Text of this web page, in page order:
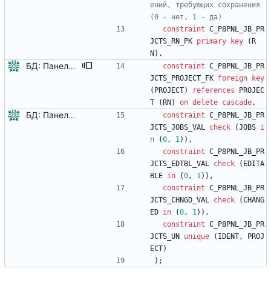
ений, требующих сохранения
constraint C_P8PNL_JB_PR
JCTS_RN_PK primary key ( R
N ) ,
БД: Панель "Работы проектов" - каскадная очистка буфера при удалении проекта constraint C_P8PNL_JB_PR
JCTS_PROJECT_FK foreign
key
( PROJECT) references
PROJEC
T
( RN ) on delete cascade,
БД: Панель "Работы проектов" - инициализация буфера балансировки работ, список проектов, описание диаграммы Ганта для плана-графика проекта constraint C_P8PNL_JB_PR
JCTS_JOBS_VAL check (JOBS i
n
(0, 1) ) ,
constraint C_P8PNL_JB_PR
JCTS_EDTBL_VAL check ( EDITA
BLE in (0, 1) ) ,
constraint C_P8PNL_JB_PR
JCTS_CHNGD_VAL check (CHANG
ED in (0, 1) ) ,
constraint C_P8PNL_JB_PR
JCTS_UN
unique ( IDENT,
PROJ
ECT)
) ;